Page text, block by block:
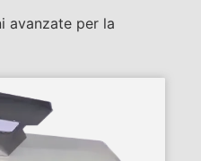
avanzate per la